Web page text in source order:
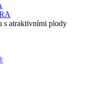
s atraktivními plody